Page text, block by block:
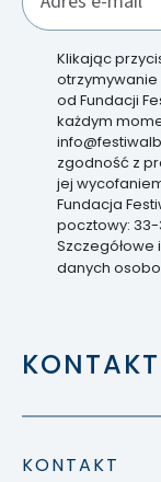
Klikając
od Fundacji
każdym
zgodność z
jej
Fundacja
pocztowy: 33-
danych
KONTAKT
KONTAKT